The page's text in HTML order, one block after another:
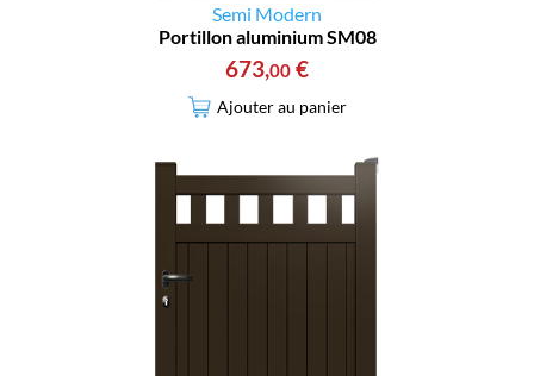
Semi Modern
Portillon aluminium SM08
673,00 €
Ajouter au panier